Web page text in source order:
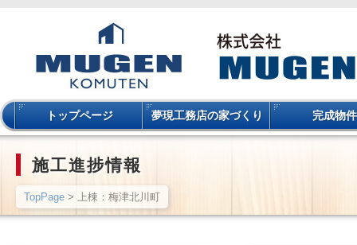
トップページ 夢現工務店の家づくり 完成物件
施工進捗情報
TopPage > 上棟：梅津北川町